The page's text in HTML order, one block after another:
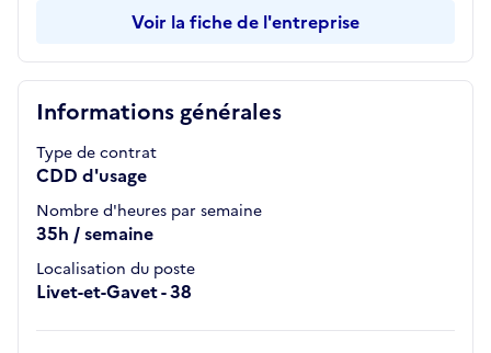
Informations générales
Type de contrat
CDD d'usage
Nombre d'heures par semaine
35h / semaine
Localisation du poste
Livet-et-Gavet - 38
Voir la fiche de l'entreprise